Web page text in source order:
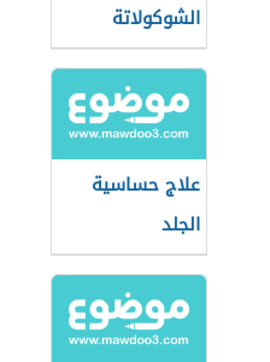
الشوكولاتة
علاج حساسية
الجلد